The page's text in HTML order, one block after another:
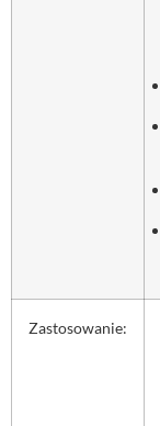
Zastosowanie: